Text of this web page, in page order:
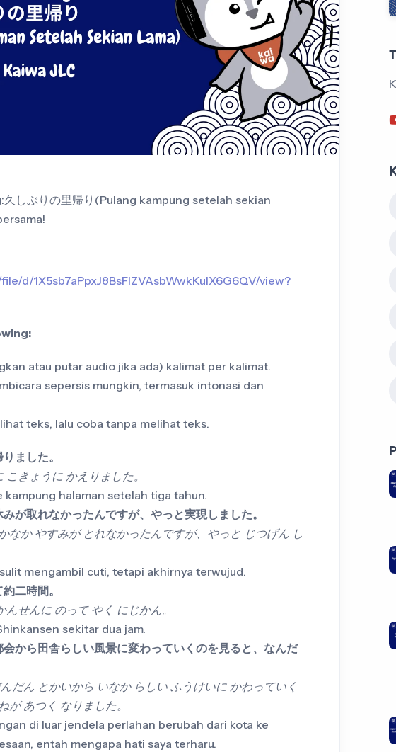
しぶりの里帰り(Pulang kampung setelah sekian
d/1X5sb7aPpxJ8BsFlZVAsbWwkKulX6G6QV/view?
atau putar audio jika ada) kalimat per kalimat.
sepersis mungkin, termasuk intonasi dan
teks, lalu coba tanpa melihat teks.
ました。
きょうに かえりました。
kampung halaman setelah tiga tahun.
が取れなかったんですが、やっと実現しました。
なか やすみが とれなかったんですが、やっと じつげん し
mengambil cuti, tetapi akhirnya terwujud.
二時間。
せんに のって やく にじかん。
sekitar dua jam.
から田舎らしい風景に変わっていくのを見ると、なんだ
だん とかいから いなか らしい ふうけいに かわっていく
が あつく なりました。
di luar jendela perlahan berubah dari kota ke
entah mengapa hati saya terharu.